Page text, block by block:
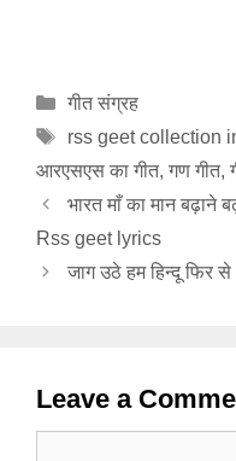
Categories
गीत संग्रह
Tags
rss geet collection
आरएसएस का गीत, गण गीत,
भारत माँ का मान
Rss geet lyrics
जाग उठे हम हिन्दू
Leave a